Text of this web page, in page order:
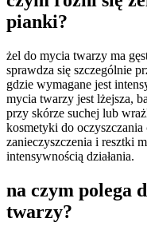
pianki?
żel do mycia twarzy ma
sprawdza się szczególnie
gdzie wymagane jest
mycia twarzy jest lżejsza,
przy skórze suchej lub
kosmetyki do
zanieczyszczenia i resztki
intensywnością działania.
na czym polega
twarzy?